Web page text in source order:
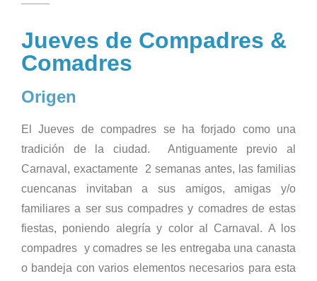
Jueves de Compadres &
Comadres
Origen
El Jueves de compadres se ha forjado como una
tradición de la ciudad. Antiguamente previo al
Carnaval, exactamente 2 semanas antes, las familias
cuencanas invitaban a sus amigos, amigas y/o
familiares a ser sus compadres y comadres de estas
fiestas, poniendo alegría y color al Carnaval. A los
compadres y comadres se les entregaba una canasta
o bandeja con varios elementos necesarios para esta